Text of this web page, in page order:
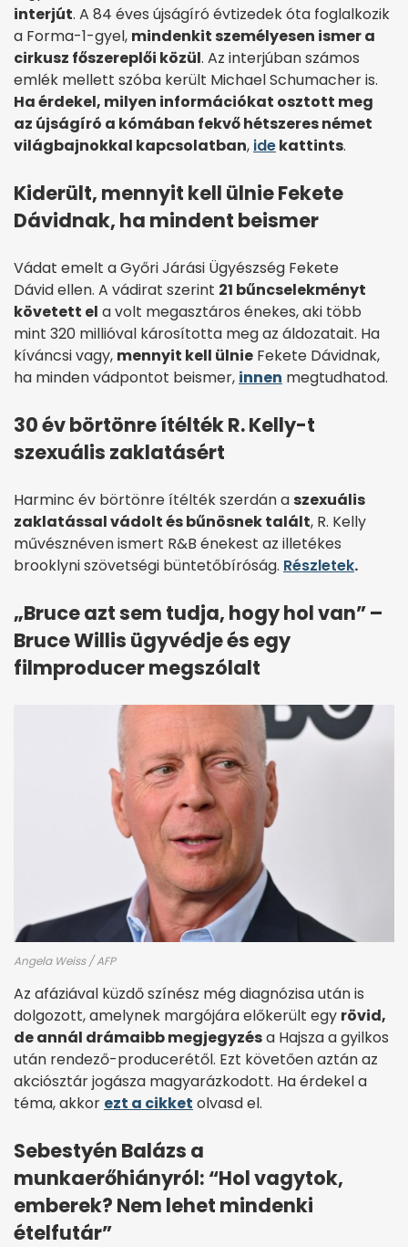
interjút. A 84 éves újságíró évtizedek óta foglalkozik
a Forma-1-gyel, mindenkit személyesen ismer a
cirkusz főszereplői közül. Az interjúban számos
emlék mellett szóba került Michael Schumacher is.
Ha érdekel, milyen információkat osztott meg
az újságíró a kómában fekvő hétszeres német
világbajnokkal kapcsolatban, idekattints.
Kiderült, mennyit kell ülnie Fekete
Dávidnak, ha mindent beismer
Vádat emelt a Győri Járási Ügyészség Fekete
Dávid ellen. A vádirat szerint 21 bűncselekményt
követett el a volt megasztáros énekes, aki több
mint 320 millióval károsította meg az áldozatait. Ha
kíváncsi vagy, mennyit kell ülnie Fekete Dávidnak,
ha minden vádpontot beismer, innen megtudhatod.
30 év börtönre ítélték R. Kelly-t
szexuális zaklatásért
Harminc év börtönre ítélték szerdán a szexuális
zaklatással vádolt és bűnösnek talált, R. Kelly
művésznéven ismert R&B énekest az illetékes
brooklyni szövetségi büntetőbíróság. Részletek.
„Bruce azt sem tudja, hogy hol van” –
Bruce Willis ügyvédje és egy
filmproducer megszólalt
Angela Weiss / AFP
Az afáziával küzdő színész még diagnózisa után is
dolgozott, amelynek margójára előkerült egy rövid,
de annál drámaibb megjegyzésa Hajsza a gyilkos
után rendező-producerétől. Ezt követően aztán az
akciósztár jogásza magyarázkodott. Ha érdekel a
téma, akkor ezt a cikket olvasd el.
Sebestyén Balázs a
munkaerőhiányról: “Hol vagytok,
emberek? Nem lehet mindenki
ételfutár”